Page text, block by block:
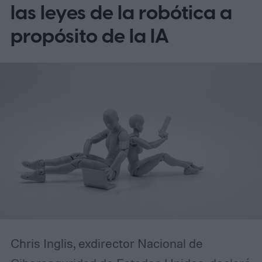
las leyes de la robótica a
propósito de la IA
Chris Inglis, exdirector Nacional de